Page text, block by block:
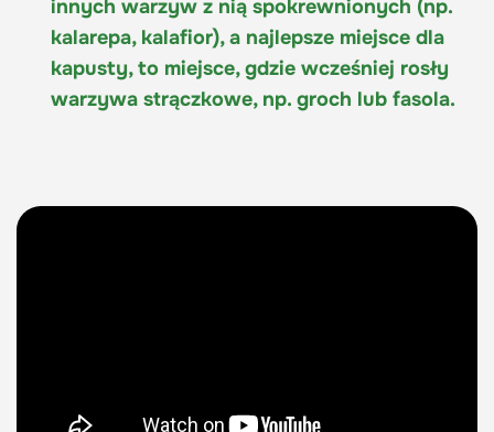
innych warzyw z nią spokrewnionych (np.
kalarepa, kalafior), a najlepsze miejsce dla
kapusty, to miejsce, gdzie wcześniej rosły
warzywa strączkowe, np. groch lub fasola.